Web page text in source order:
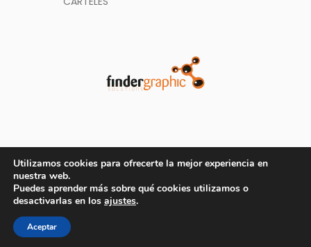
Métodos de pago aceptados
© Copyright 2020
Utilizamos cookies para ofrecerte la mejor experiencia en
nuestra web.
Puedes aprender más sobre qué cookies utilizamos o
desactivarlas en los ajustes.
Aceptar